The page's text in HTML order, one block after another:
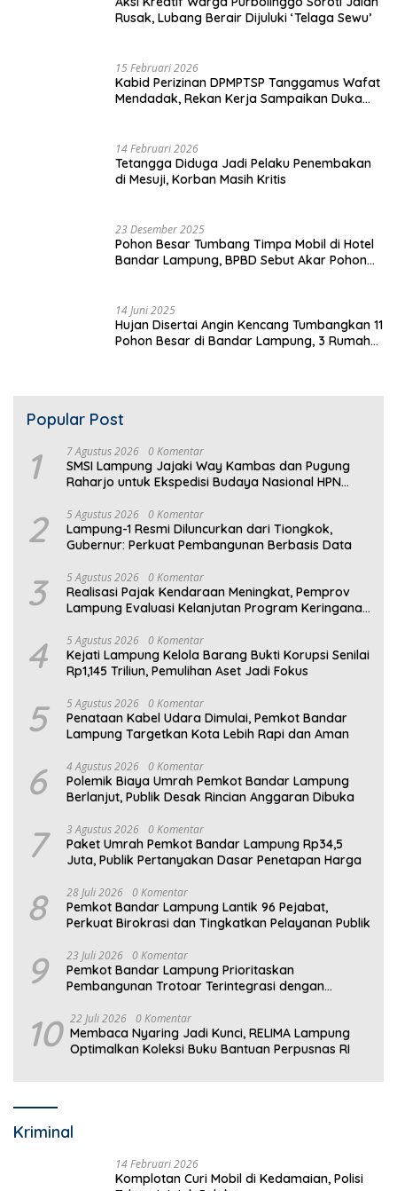
Rusak, Lubang Berair Dijuluki ‘Telaga Sewu’
15 Februari 2026
Kabid Perizinan DPMPTSP Tanggamus Wafat
Mendadak, Rekan Kerja Sampaikan Duka
14 Februari 2026
Tetangga Diduga Jadi Pelaku Penembakan
di Mesuji, Korban Masih Kritis
23 Desember 2025
Pohon Besar Tumbang Timpa Mobil di Hotel
Bandar Lampung, BPBD Sebut Akar Pohon
14 Juni 2025
Hujan Disertai Angin Kencang Tumbangkan 11
Pohon Besar di Bandar Lampung, 3 Rumah
Popular Post
1 7 Agustus 2026 0 Komentar
SMSI Lampung Jajaki Way Kambas dan Pugung
Raharjo untuk Ekspedisi Budaya Nasional HPN
2 5 Agustus 2026 0 Komentar
Lampung-1 Resmi Diluncurkan dari Tiongkok,
Gubernur: Perkuat Pembangunan Berbasis Data
3 5 Agustus 2026 0 Komentar
Realisasi Pajak Kendaraan Meningkat, Pemprov
Lampung Evaluasi Kelanjutan Program Keringanan
4 5 Agustus 2026 0 Komentar
Kejati Lampung Kelola Barang Bukti Korupsi Senilai
Rp1,145 Triliun, Pemulihan Aset Jadi Fokus
5 5 Agustus 2026 0 Komentar
Penataan Kabel Udara Dimulai, Pemkot Bandar
Lampung Targetkan Kota Lebih Rapi dan Aman
6 4 Agustus 2026 0 Komentar
Polemik Biaya Umrah Pemkot Bandar Lampung
Berlanjut, Publik Desak Rincian Anggaran Dibuka
7 3 Agustus 2026 0 Komentar
Paket Umrah Pemkot Bandar Lampung Rp34,5
Juta, Publik Pertanyakan Dasar Penetapan Harga
8 28 Juli 2026 0 Komentar
Pemkot Bandar Lampung Lantik 96 Pejabat,
Perkuat Birokrasi dan Tingkatkan Pelayanan Publik
9 23 Juli 2026 0 Komentar
Pemkot Bandar Lampung Prioritaskan
Pembangunan Trotoar Terintegrasi dengan
10 22 Juli 2026 0 Komentar
Membaca Nyaring Jadi Kunci, RELIMA Lampung
Optimalkan Koleksi Buku Bantuan Perpusnas RI
Kriminal
14 Februari 2026
Komplotan Curi Mobil di Kedamaian, Polisi